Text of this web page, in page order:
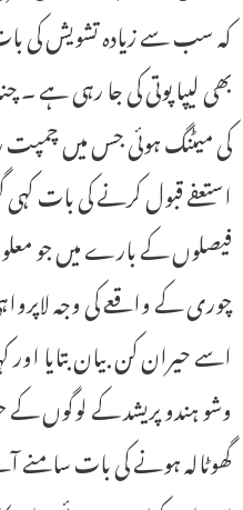
کہ سب سے زیادہ تشویش کی
بھی لیپا پوتی کی جا رہی ہے
کی میٹنگ ہوئی جس میں
استعفے قبول کرنے کی بات
فیصلوں کے بارے میں جو
چوری کے واقعے کی وجہ
اسے حیران کن بیان بتایا
وشو ہندو پریشد کے لوگوں
گھوٹالہ ہونے کی بات سامنے